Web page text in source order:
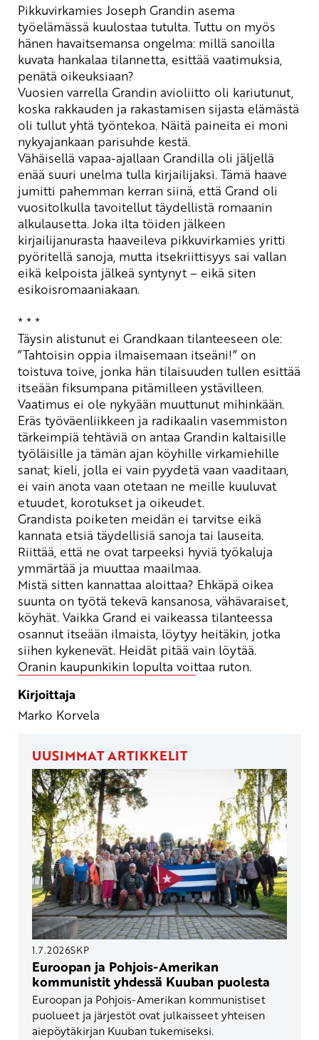
Pikkuvirkamies Joseph Grandin asema
työelämässä kuulostaa tutulta. Tuttu on myös
hänen havaitsemansa ongelma: millä sanoilla
kuvata hankalaa tilannetta, esittää vaatimuksia,
penätä oikeuksiaan?
Vuosien varrella Grandin avioliitto oli kariutunut,
koska rakkauden ja rakastamisen sijasta elämästä
oli tullut yhtä työntekoa. Näitä paineita ei moni
nykyajankaan parisuhde kestä.
Vähäisellä vapaa-ajallaan Grandilla oli jäljellä
enää suuri unelma tulla kirjailijaksi. Tämä haave
jumitti pahemman kerran siinä, että Grand oli
vuositolkulla tavoitellut täydellistä romaanin
alkulausetta. Joka ilta töiden jälkeen
kirjailijanurasta haaveileva pikkuvirkamies yritti
pyöritellä sanoja, mutta itsekriittisyys sai vallan
eikä kelpoista jälkeä syntynyt – eikä siten
esikoisromaaniakaan.
* * *
Täysin alistunut ei Grandkaan tilanteeseen ole:
”Tahtoisin oppia ilmaisemaan itseäni!” on
toistuva toive, jonka hän tilaisuuden tullen esittää
itseään fiksumpana pitämilleen ystävilleen.
Vaatimus ei ole nykyään muuttunut mihinkään.
Eräs työväenliikkeen ja radikaalin vasemmiston
tärkeimpiä tehtäviä on antaa Grandin kaltaisille
työläisille ja tämän ajan köyhille virkamiehille
sanat; kieli, jolla ei vain pyydetä vaan vaaditaan,
ei vain anota vaan otetaan ne meille kuuluvat
etuudet, korotukset ja oikeudet.
Grandista poiketen meidän ei tarvitse eikä
kannata etsiä täydellisiä sanoja tai lauseita.
Riittää, että ne ovat tarpeeksi hyviä työkaluja
ymmärtää ja muuttaa maailmaa.
Mistä sitten kannattaa aloittaa? Ehkäpä oikea
suunta on työtä tekevä kansanosa, vähävaraiset,
köyhät. Vaikka Grand ei vaikeassa tilanteessa
osannut itseään ilmaista, löytyy heitäkin, jotka
siihen kykenevät. Heidät pitää vain löytää.
Oranin kaupunkikin lopulta voittaa ruton.
Kirjoittaja
Marko Korvela
UUSIMMAT ARTIKKELIT
1.7.2026SKP
Euroopan ja Pohjois-Amerikan
kommunistit yhdessä Kuuban puolesta
Euroopan ja Pohjois-Amerikan kommunistiset
puolueet ja järjestöt ovat julkaisseet yhteisen
aiepöytäkirjan Kuuban tukemiseksi.